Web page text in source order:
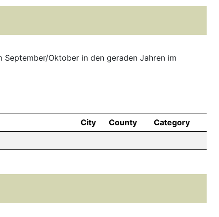
Oktober in den geraden Jahren im
City County
Category